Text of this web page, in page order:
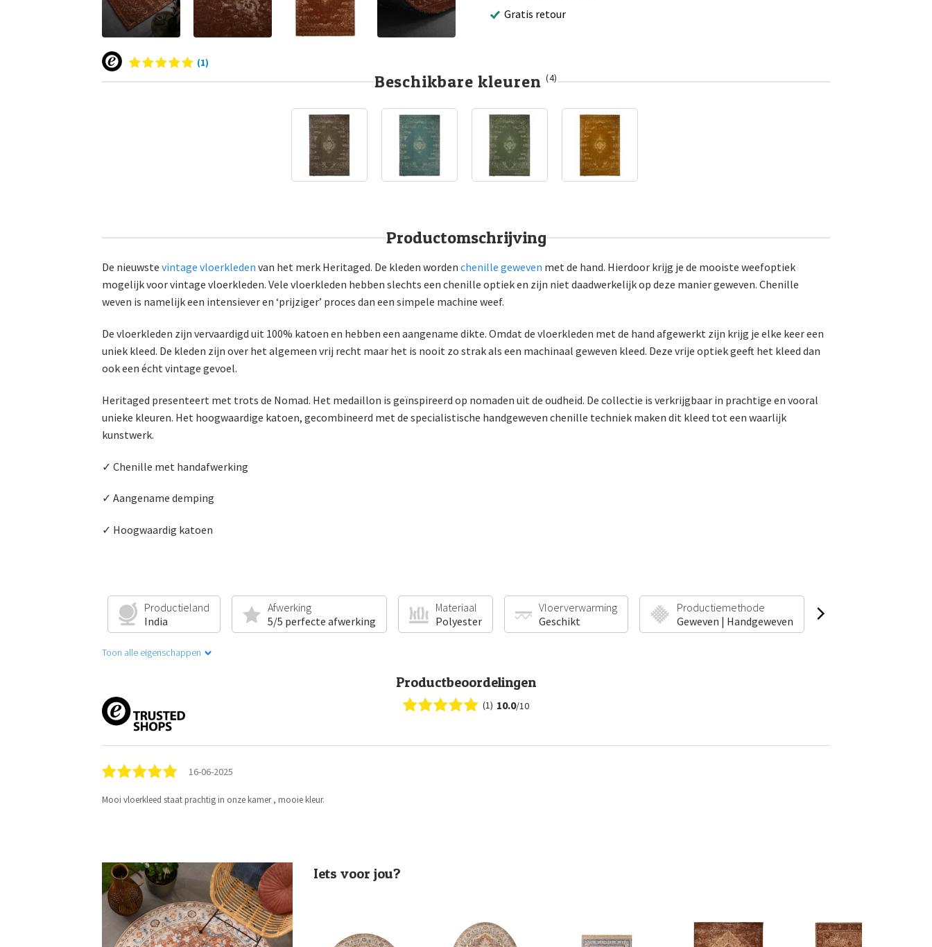
(1)
Gratis retour
Beschikbare kleuren (4)
Productomschrijving
De nieuwste vintage vloerkleden van het merk Heritaged. De kleden worden chenille geweven met de hand. Hierdoor krijg je de mooiste weefoptiek
mogelijk voor vintage vloerkleden. Vele vloerkleden hebben slechts een chenille optiek en zijn niet daadwerkelijk op deze manier geweven. Chenille
weven is namelijk een intensiever en ‘prijziger’ proces dan een simpele machine weef.
De vloerkleden zijn vervaardigd uit 100% katoen en hebben een aangename dikte. Omdat de vloerkleden met de hand afgewerkt zijn krijg je elke keer een
uniek kleed. De kleden zijn over het algemeen vrij recht maar het is nooit zo strak als een machinaal geweven kleed. Deze vrije optiek geeft het kleed dan
ook een écht vintage gevoel.
Heritaged presenteert met trots de Nomad. Het medaillon is geïnspireerd op nomaden uit de oudheid. De collectie is verkrijgbaar in prachtige en vooral
unieke kleuren. Het hoogwaardige katoen, gecombineerd met de specialistische handgeweven chenille techniek maken dit kleed tot een waarlijk
kunstwerk.
✓ Chenille met handafwerking
✓ Aangename demping
✓ Hoogwaardig katoen
Productieland
India
Afwerking
5/5 perfecte afwerking
Materiaal
Polyester
Vloerverwarming
Geschikt
Productiemethode
Geweven | Handgeweven
Toon alle eigenschappen
Productbeoordelingen
(1) 10.0/10
16-06-2025
Mooi vloerkleed staat prachtig in onze kamer , mooie kleur.
Iets voor jou?